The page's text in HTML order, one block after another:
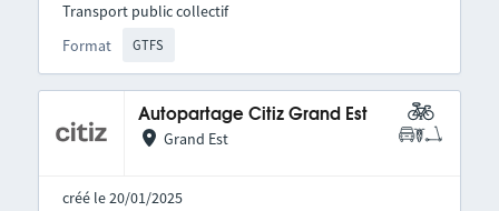
Format GTFS
Transport public collectif
Autopartage Citiz Grand Est
Grand Est
créé le 20/01/2025